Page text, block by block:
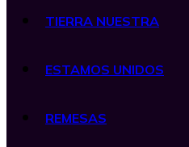
TIERRA NUESTRA
ESTAMOS UNIDOS
REMESAS